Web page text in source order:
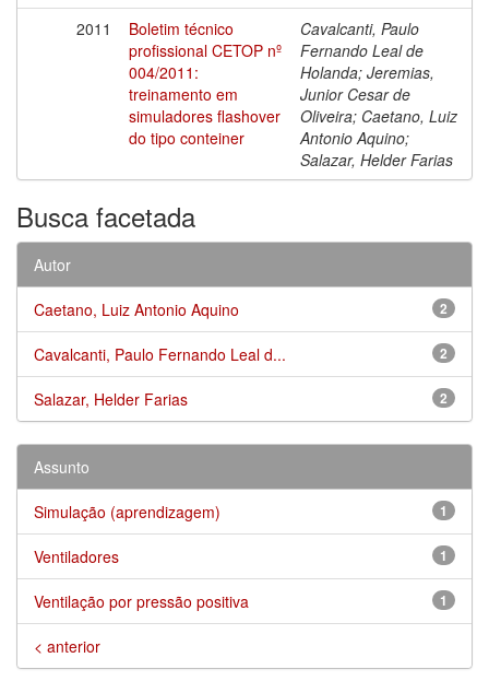
2011
Boletim técnico
profissional CETOP nº
004/2011:
treinamento em
simuladores flashover
do tipo conteiner
Cavalcanti, Paulo
Fernando Leal de
Holanda; Jeremias,
Junior Cesar de
Oliveira; Caetano, Luiz
Antonio Aquino;
Salazar, Helder Farias
Busca facetada
Autor
2
Caetano, Luiz Antonio Aquino
2
Cavalcanti, Paulo Fernando Leal d...
2
Salazar, Helder Farias
Assunto
1
Simulação (aprendizagem)
1
Ventiladores
1
Ventilação por pressão positiva
< anterior